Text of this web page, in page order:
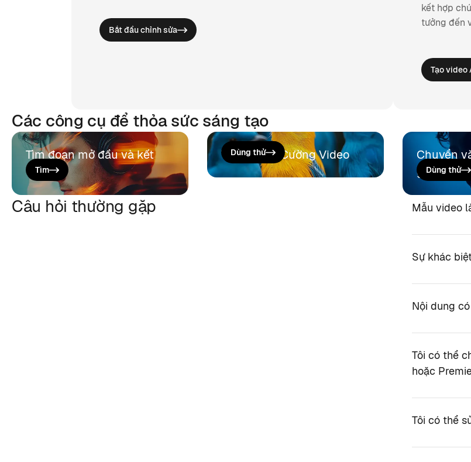
Bắt đầu chỉnh sửa
kết hợp
tưởng đến
Tạo video
Các công cụ để thỏa sức sáng tạo
Tìm đoạn mở đầu và kết
thúc
Tìm
Trình Tăng Cường Video
Dùng thử
Chuyển
giọng nói
Dùng thử
Câu hỏi thường gặp Mẫu video
Sự khác
Nội dung
Tôi có thể
hoặc
Tôi có thể